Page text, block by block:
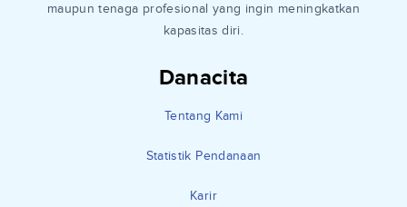
Danacita
Tentang Kami
Statistik Pendanaan
Karir
maupun tenaga profesional yang ingin meningkatkan
kapasitas diri.